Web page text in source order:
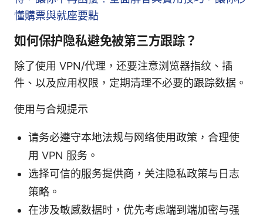
懂購票與就座要點
如何保护隐私避免被第三方跟踪？
除了使用 VPN/代理，还要注意浏览器指纹、插
件、以及应用权限，定期清理不必要的跟踪数据。
使用与合规提示
请务必遵守本地法规与网络使用政策，合理使
用 VPN 服务。
选择可信的服务提供商，关注隐私政策与日志
策略。
在涉及敏感数据时，优先考虑端到端加密与强